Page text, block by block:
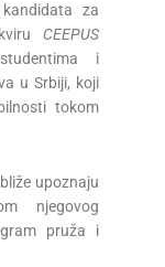
za
CEEPUS
i
u Srbiji, koji
tokom
upoznaju
njegovog
pruža i